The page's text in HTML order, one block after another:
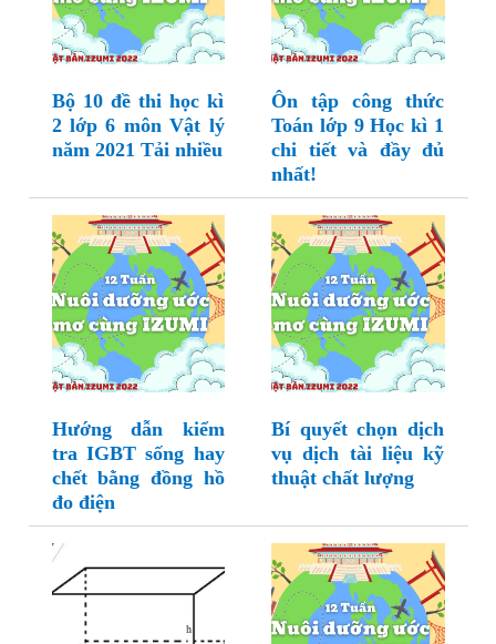
Bộ 10 đề thi học kì
2 lớp 6 môn Vật lý
năm 2021 Tải nhiều
Ôn tập công thức
Toán lớp 9 Học kì 1
chi tiết và đầy đủ
nhất!
Hướng dẫn kiểm
tra IGBT sống hay
chết bằng đồng hồ
đo điện
Bí quyết chọn dịch
vụ dịch tài liệu kỹ
thuật chất lượng